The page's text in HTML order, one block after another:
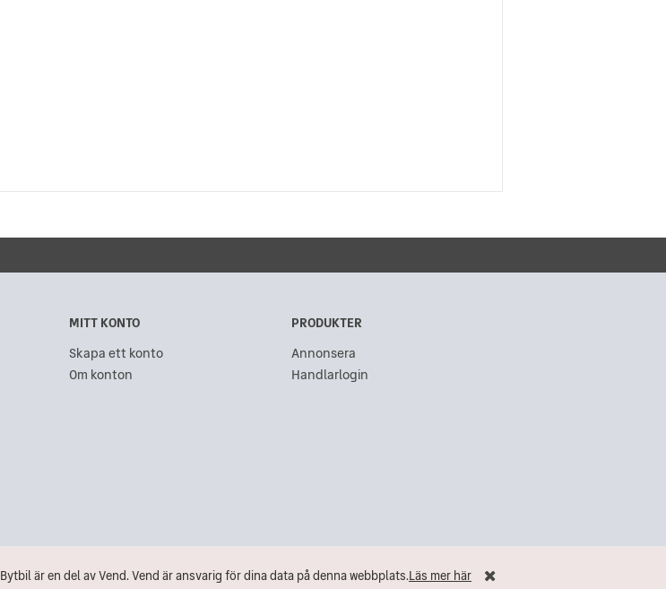
Bytbil är en del av Vend.Vend är ansvarig för dina data på denna webbplats.Läs mer här
MITT KONTO
Skapa ett konto
Om konton
PRODUKTER
Annonsera
Handlarlogin
Bytbil är en del av Vend.Vend är ansvarig för dina data på denna webbplats.Läs mer här